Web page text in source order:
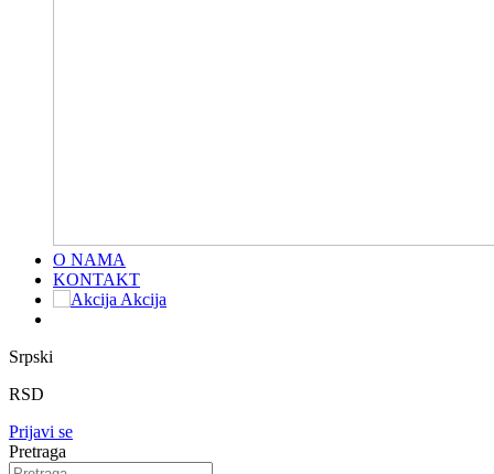
O NAMA
KONTAKT
Akcija
Srpski
RSD
Prijavi se
Pretraga